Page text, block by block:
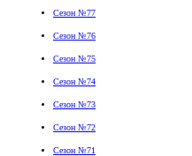
Сезон №77
Сезон №76
Сезон №75
Сезон №74
Сезон №73
Сезон №72
Сезон №71